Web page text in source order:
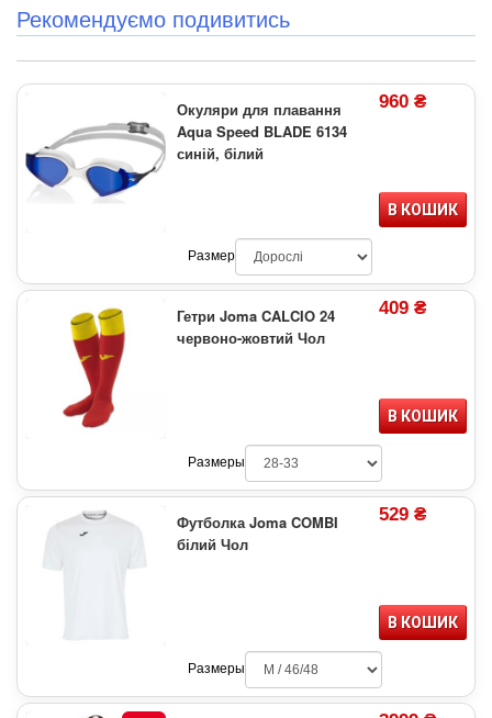
Рекомендуємо подивитись
Окуляри для плавання
Aqua Speed BLADE 6134
синій, білий
960 ₴
В КОШИК
Размер
Гетри Joma CALCIO 24
червоно-жовтий Чол
409 ₴
В КОШИК
Размеры
Футболка Joma COMBI
білий Чол
529 ₴
В КОШИК
Размеры